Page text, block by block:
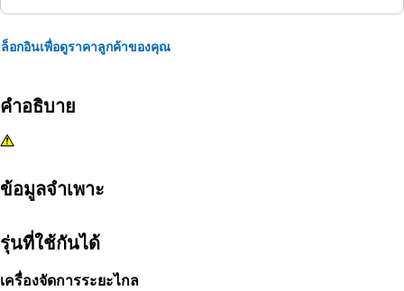
ล็อกอินเพื่อดูราคาลูกค้าของคุณ
คำอธิบาย
ข้อมูลจำเพาะ
รุ่นที่ใช้กันได้
เครื่องจัดการระยะไกล